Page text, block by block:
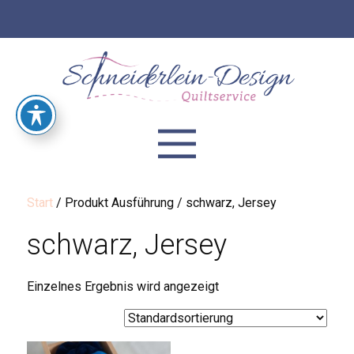
Start / Produkt Ausführung / schwarz, Jersey
schwarz, Jersey
Einzelnes Ergebnis wird angezeigt